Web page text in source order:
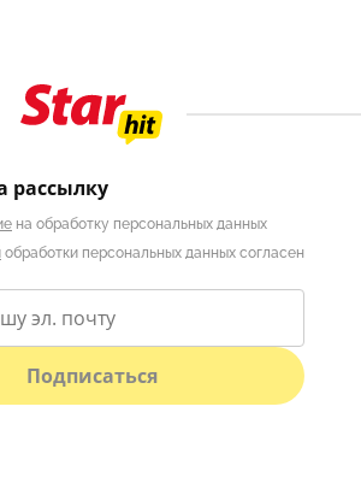
рассылку
на обработку персональных данных
обработки персональных данных согласен
Подписаться